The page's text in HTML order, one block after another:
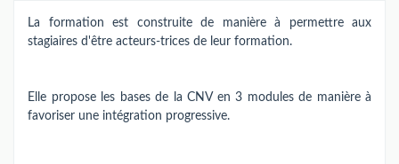
La formation est construite de manière à permettre aux
stagiaires d'être acteurs-trices de leur formation.
Elle propose les bases de la CNV en 3 modules de manière à
favoriser une intégration progressive.